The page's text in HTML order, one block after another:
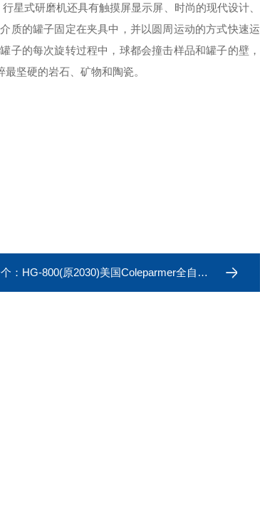
星式研磨机还具有触摸屏显示屏、时尚的现代设计、
质的罐子固定在夹具中，并以圆周运动的方式快速运
子的每次旋转过程中，球都会撞击样品和罐子的壁，
坚硬的岩石、矿物和陶瓷。
： HG-800(原2030)美国Coleparmer全自动组织研磨仪